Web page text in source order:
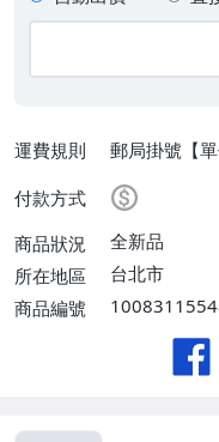
運費規則
郵局掛號【
滿
【免運費】
消費滿
付款方式
商品狀況
全新品
所在地區
台北市
商品編號